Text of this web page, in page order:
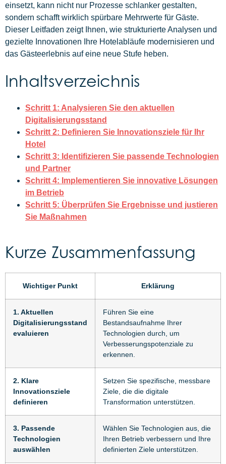
einsetzt, kann nicht nur Prozesse schlanker gestalten,
sondern schafft wirklich spürbare Mehrwerte für Gäste.
Dieser Leitfaden zeigt Ihnen, wie strukturierte Analysen und
gezielte Innovationen Ihre Hotelabläufe modernisieren und
das Gästeerlebnis auf eine neue Stufe heben.
Inhaltsverzeichnis
Schritt 1: Analysieren Sie den aktuellen
Digitalisierungsstand
Schritt 2: Definieren Sie Innovationsziele für Ihr
Hotel
Schritt 3: Identifizieren Sie passende Technologien
und Partner
Schritt 4: Implementieren Sie innovative Lösungen
im Betrieb
Schritt 5: Überprüfen Sie Ergebnisse und justieren
Sie Maßnahmen
Kurze Zusammenfassung
Wichtiger Punkt Erklärung
1. Aktuellen
Digitalisierungsstand
evaluieren
Führen Sie eine
Bestandsaufnahme Ihrer
Technologien durch, um
Verbesserungspotenziale zu
erkennen.
2. Klare
Innovationsziele
definieren
Setzen Sie spezifische, messbare
Ziele, die die digitale
Transformation unterstützen.
3. Passende
Technologien
auswählen
Wählen Sie Technologien aus, die
Ihren Betrieb verbessern und Ihre
definierten Ziele unterstützen.